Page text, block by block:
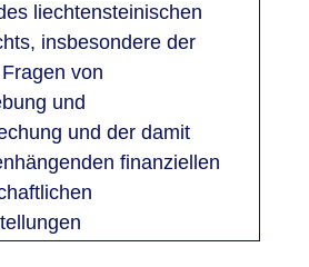
liechtensteinischen
insbesondere der
von
und
und der damit
finanziellen